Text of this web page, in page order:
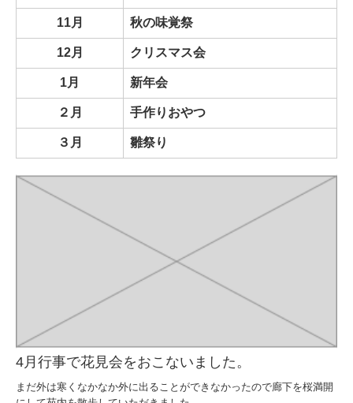
詳細
処遇改善に係る情報公表
11月 秋の味覚祭
12月 クリスマス会
1月 新年会
２月 手作りおやつ
３月 雛祭り
4月行事で花見会をおこないました。
まだ外は寒くなかなか外に出ることができなかったので廊下を桜満開